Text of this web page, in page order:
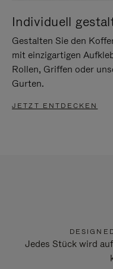
Individuell
Gestalten Sie den
mit einzigartigen
Rollen, Griffen oder
Gurten.
JETZT ENTDECKEN
Jedes Stück wird